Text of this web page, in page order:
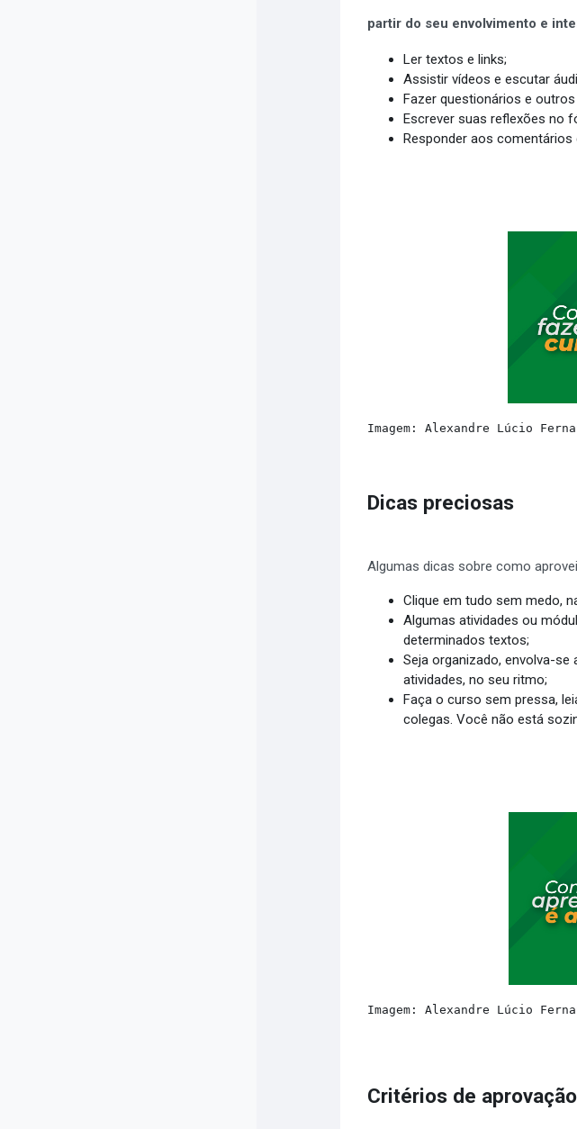
partir do seu envolvimento e
Ler textos e links;
Assistir vídeos e escutar
Fazer questionários e
Escrever suas reflexões no
Responder aos comentários
Imagem: Alexandre Lúcio
Dicas preciosas
Algumas dicas sobre como
Clique em tudo sem medo,
Algumas atividades ou
determinados textos;
Seja organizado, envolva-
atividades, no seu ritmo;
Faça o curso sem pressa,
colegas. Você não está
Imagem: Alexandre Lúcio
Critérios de aprovação